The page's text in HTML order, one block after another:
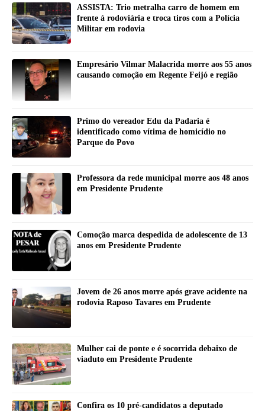
ASSISTA: Trio metralha carro de homem em
frente à rodoviária e troca tiros com a Polícia
Militar em rodovia
Empresário Vilmar Malacrida morre aos 55 anos
causando comoção em Regente Feijó e região
Primo do vereador Edu da Padaria é
identificado como vítima de homicídio no
Parque do Povo
Professora da rede municipal morre aos 48 anos
em Presidente Prudente
Comoção marca despedida de adolescente de 13
anos em Presidente Prudente
Jovem de 26 anos morre após grave acidente na
rodovia Raposo Tavares em Prudente
Mulher cai de ponte e é socorrida debaixo de
viaduto em Presidente Prudente
Confira os 10 pré-candidatos a deputado